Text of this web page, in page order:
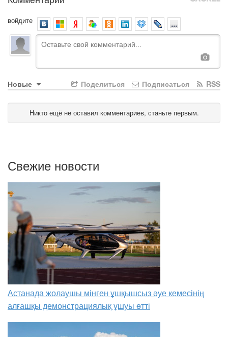
войдите
Новые RSS
Подписаться
Поделиться
Никто ещё не оставил комментариев, станьте первым.
Свежие новости
Астанада жолаушы мінген ұшқышсыз әуе кемесінің
алғашқы демонстрациялық ұшуы өтті